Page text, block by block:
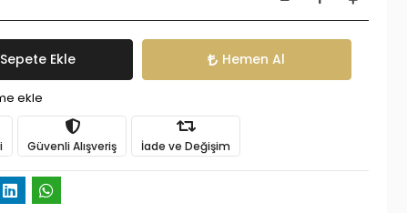
Sepete Ekle Hemen Al
ekle
Güvenli Alışveriş İade ve Değişim